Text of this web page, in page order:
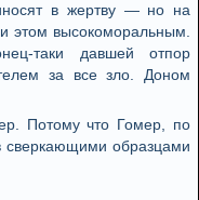
в жертву — но на
этом высокоморальным.
таки давшей отпор
за все зло. Доном
Потому что Гомер, по
сверкающими образцами